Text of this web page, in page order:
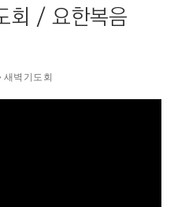
회 / 요한복음
새벽기도회